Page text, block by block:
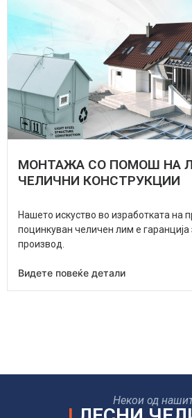
МОНТАЖА СО ПОМОШ НА
ЧЕЛИЧНИ КОНСТРУКЦИИ
Нашето искуство во изработката на
поцинкуван челичен лим е
производ.
Видете повеќе детали
Некои од